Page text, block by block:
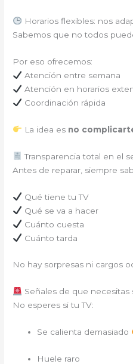
Horarios flexibles: nos
Sabemos que no todos
Por eso ofrecemos:
Atención entre semana
Atención en horarios
Coordinación rápida
La idea es no
Transparencia total en el
Antes de reparar, siempre
Qué tiene tu TV
Qué se va a hacer
Cuánto cuesta
Cuánto tarda
No hay sorpresas ni cargos
Señales de que
No esperes si tu TV:
Se calienta demasiado
Huele raro